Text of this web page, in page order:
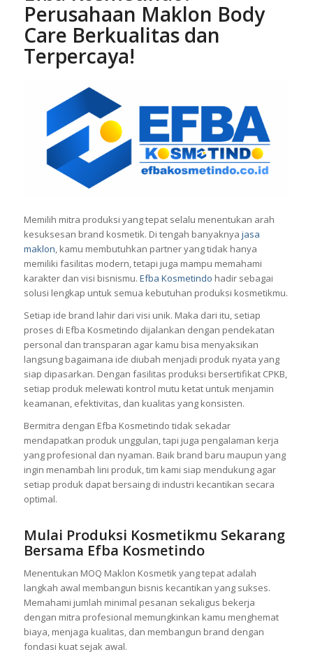
Efba Kosmetindo:
Perusahaan Maklon Body
Care Berkualitas dan
Terpercaya!
Memilih mitra produksi yang tepat selalu menentukan arah
kesuksesan brand kosmetik. Di tengah banyaknya jasa
maklon, kamu membutuhkan partner yang tidak hanya
karakter dan visi bisnismu.Efba Kosmetindo hadir sebagai
solusi lengkap untuk semua kebutuhan produksi kosmetikmu.
Setiap ide brand lahir dari visi unik. Maka dari itu, setiap
proses di Efba Kosmetindo dijalankan dengan pendekatan
personal dan transparan agar kamu bisa menyaksikan
langsung bagaimana ide diubah menjadi produk nyata yang
setiap produk melewati kontrol mutu ketat untuk menjamin
keamanan, efektivitas, dan kualitas yang konsisten.
Bermitra dengan Efba Kosmetindo tidak sekadar
mendapatkan produk unggulan, tapi juga pengalaman kerja
yang profesional dan nyaman. Baik brand baru maupun yang
optimal.
Mulai Produksi Kosmetikmu Sekarang
Bersama Efba Kosmetindo
Menentukan MOQ Maklon Kosmetik yang tepat adalah
langkah awal membangun bisnis kecantikan yang sukses.
Memahami jumlah minimal pesanan sekaligus bekerja